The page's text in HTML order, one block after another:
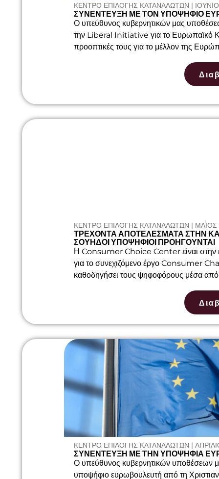
ΚΕΝΤΡΟ ΕΠΙΛΟΓΗΣ ΚΑΤΑΝΑΛΩΤΩΝ |
ΣΥΝΈΝΤΕΥΞΗ ΜΕ ΤΟΝ ΥΠΟΨΉΦΙΟ
Ο υπεύθυνος κυβερνητικών μας
την Liberal Initiative για το Ευρωπαϊκό
προοπτικές τους για το μέλλον της
ΚΕΝΤΡΟ ΕΠΙΛΟΓΗΣ ΚΑΤΑΝΑΛΩΤΩΝ | ΜΆΙΟΣ
ΤΡΈΧΟΝΤΑ ΑΠΟΤΕΛΈΣΜΑΤΑ ΣΤΗΝ
ΣΟΥΗΔΟΊ ΥΠΟΨΉΦΙΟΙ ΠΡΟΗΓΟΎΝΤΑΙ
Η Consumer Choice Center είναι στην
για το συνεχιζόμενο έργο Consumer
καθοδηγήσει τους ψηφοφόρους μέσα από
ΚΕΝΤΡΟ ΕΠΙΛΟΓΗΣ ΚΑΤΑΝΑΛΩΤΩΝ |
ΣΥΝΈΝΤΕΥΞΗ ΜΕ ΤΗΝ ΥΠΟΨΉΦΙΑ
Ο υπεύθυνος κυβερνητικών υποθέσεων
υποψήφιο ευρωβουλευτή από τη